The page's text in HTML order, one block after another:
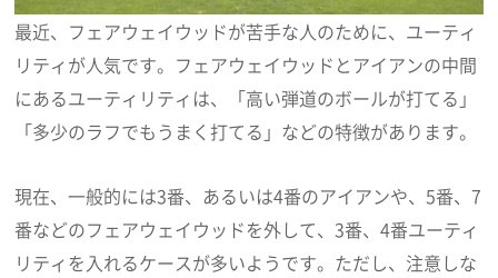
最近、フェアウェイウッドが苦手な人のために、ユーティ
リティが人気です。フェアウェイウッドとアイアンの中間
にあるユーティリティは、「高い弾道のボールが打てる」
「多少のラフでもうまく打てる」などの特徴があります。
現在、一般的には3番、あるいは4番のアイアンや、5番、7
番などのフェアウェイウッドを外して、3番、4番ユーティ
リティを入れるケースが多いようです。ただし、注意しな